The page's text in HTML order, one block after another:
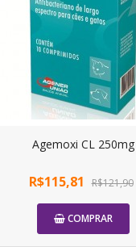
Agemoxi CL 250mg
R$115,81 R$121,90
COMPRAR